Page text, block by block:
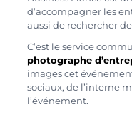
d’accompagner les
aussi de rechercher
C’est le service
photographe
images cet
sociaux, de l’interne
l’événement.